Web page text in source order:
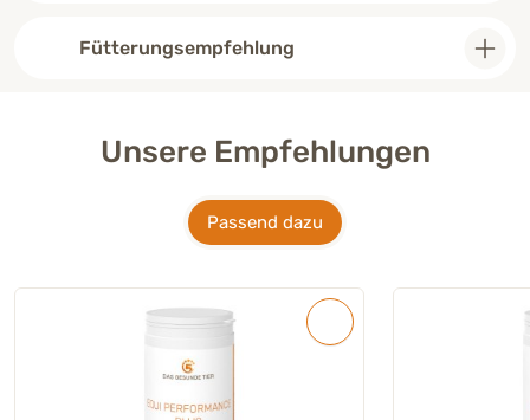
Fütterungsempfehlung
Unsere Empfehlungen
Passend dazu